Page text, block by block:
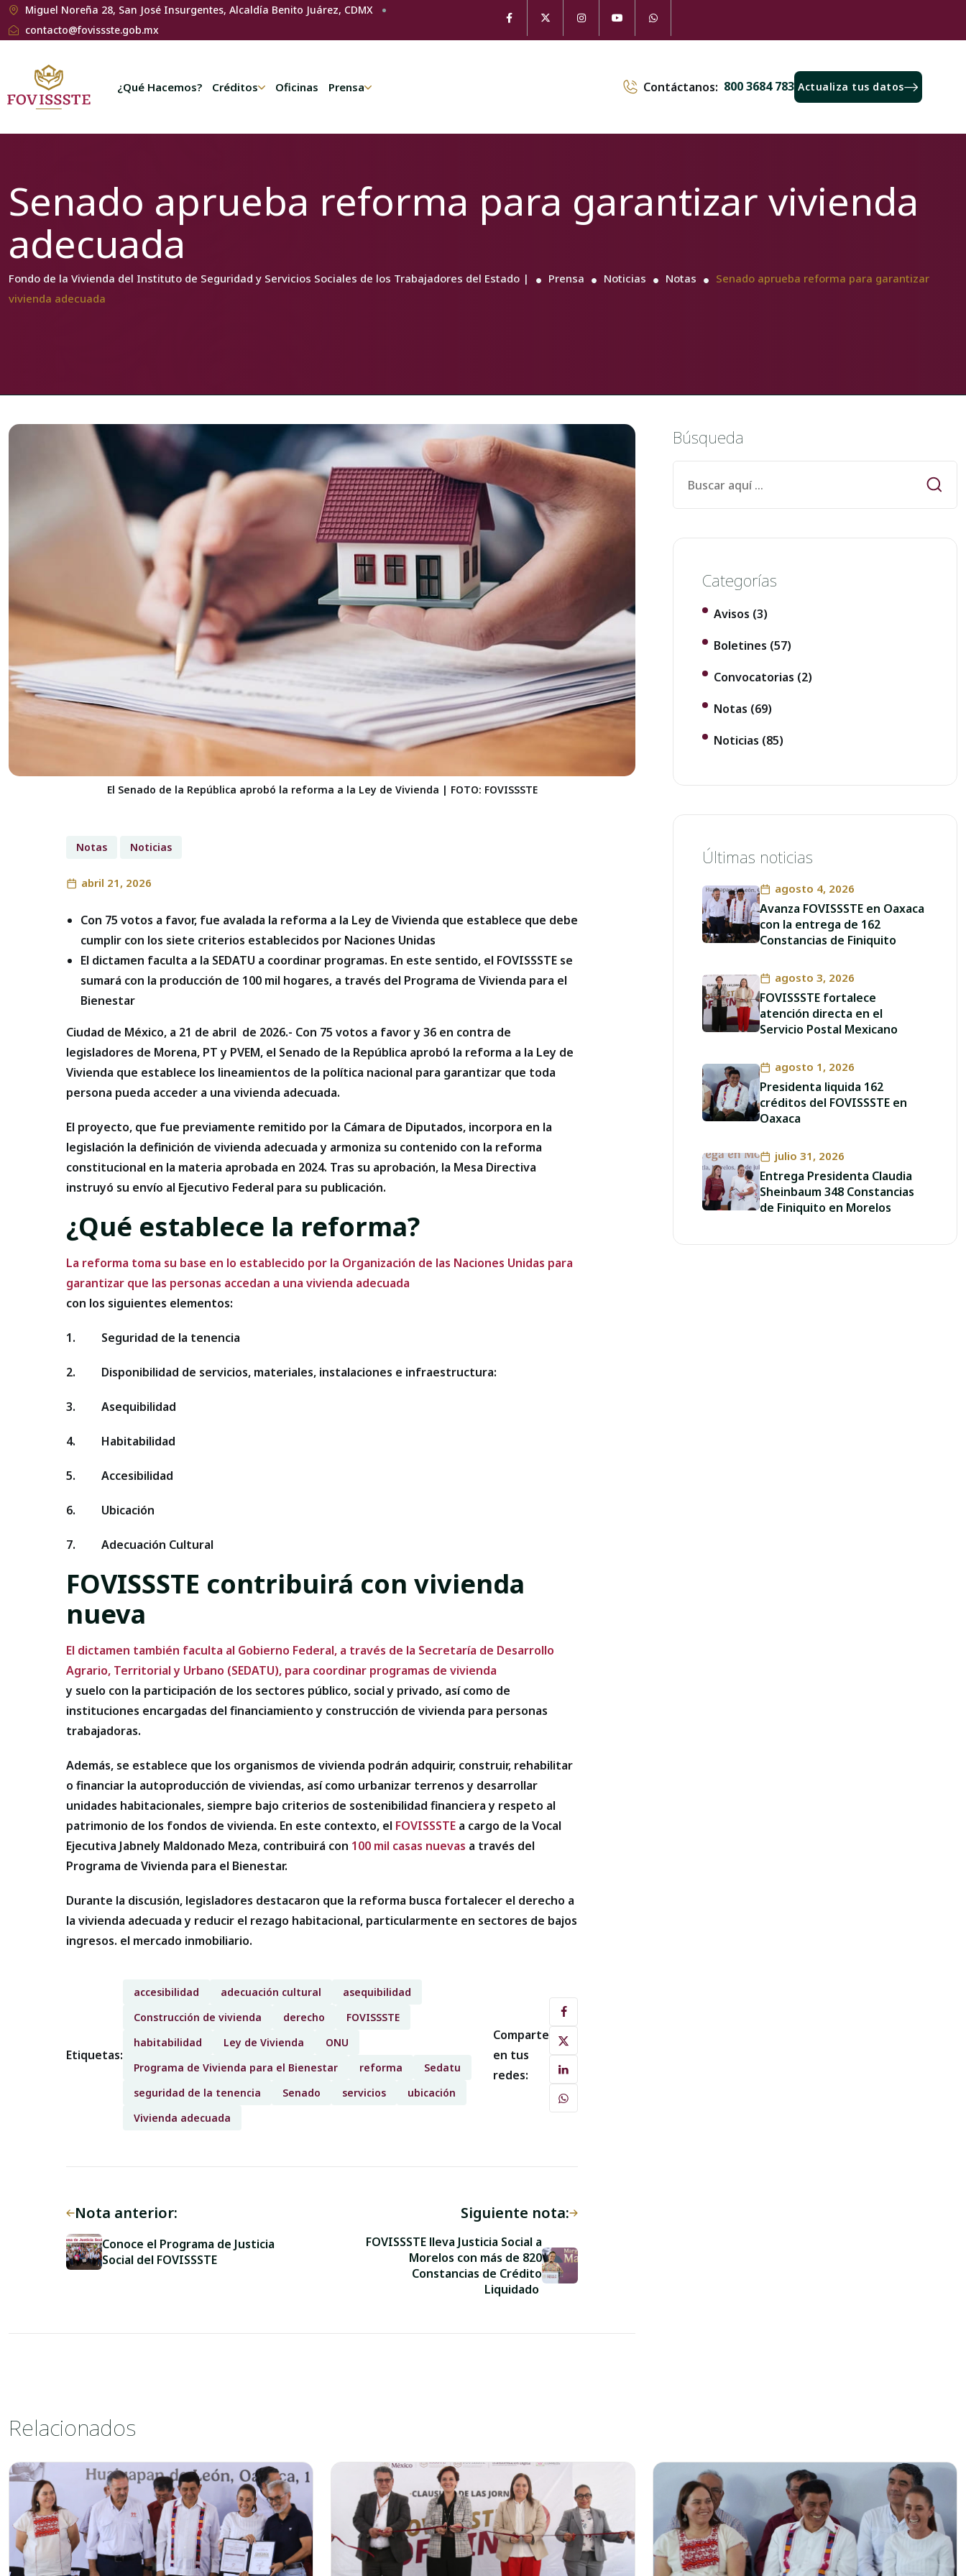
Miguel Noreña 28, San José Insurgentes, Alcaldía Benito Juárez, CDMX
contacto@fovissste.gob.mx
¿Qué Hacemos? Créditos Oficinas Prensa Contáctanos: 800 3684 783 Actualiza tus datos
Senado aprueba reforma para garantizar vivienda
adecuada
Fondo de la Vivienda del Instituto de Seguridad y Servicios Sociales de los Trabajadores del Estado | Prensa Noticias Notas
Senado aprueba reforma para garantizar
vivienda adecuada
El Senado de la República aprobó la reforma a la Ley de Vivienda | FOTO: FOVISSSTE
Notas Noticias
abril 21, 2026
Con 75 votos a favor, fue avalada la reforma a la Ley de Vivienda que establece que debe
cumplir con los siete criterios establecidos por Naciones Unidas
El dictamen faculta a la SEDATU a coordinar programas. En este sentido, el FOVISSSTE se
sumará con la producción de 100 mil hogares, a través del Programa de Vivienda para el
Bienestar
Ciudad de México, a 21 de abril de 2026.- Con 75 votos a favor y 36 en contra de
legisladores de Morena, PT y PVEM, el Senado de la República aprobó la reforma a la Ley de
Vivienda que establece los lineamientos de la política nacional para garantizar que toda
persona pueda acceder a una vivienda adecuada.
El proyecto, que fue previamente remitido por la Cámara de Diputados, incorpora en la
legislación la definición de vivienda adecuada y armoniza su contenido con la reforma
constitucional en la materia aprobada en 2024. Tras su aprobación, la Mesa Directiva
instruyó su envío al Ejecutivo Federal para su publicación.
¿Qué establece la reforma?
La reforma toma su base en lo establecido por la Organización de las Naciones Unidas para
garantizar que las personas accedan a una vivienda adecuada
con los siguientes elementos:
1. Seguridad de la tenencia
2. Disponibilidad de servicios, materiales, instalaciones e infraestructura:
3. Asequibilidad
4. Habitabilidad
5. Accesibilidad
6. Ubicación
7. Adecuación Cultural
FOVISSSTE contribuirá con vivienda
nueva
El dictamen también faculta al Gobierno Federal, a través de la Secretaría de Desarrollo
Agrario, Territorial y Urbano (SEDATU), para coordinar programas de vivienda
y suelo con la participación de los sectores público, social y privado, así como de
instituciones encargadas del financiamiento y construcción de vivienda para personas
trabajadoras.
Además, se establece que los organismos de vivienda podrán adquirir, construir, rehabilitar
o financiar la autoproducción de viviendas, así como urbanizar terrenos y desarrollar
unidades habitacionales, siempre bajo criterios de sostenibilidad financiera y respeto al
patrimonio de los fondos de vivienda. En este contexto, el FOVISSSTE a cargo de la Vocal
Ejecutiva Jabnely Maldonado Meza, contribuirá con 100 mil casas nuevas a través del
Programa de Vivienda para el Bienestar.
Durante la discusión, legisladores destacaron que la reforma busca fortalecer el derecho a
la vivienda adecuada y reducir el rezago habitacional, particularmente en sectores de bajos
ingresos. el mercado inmobiliario.
Etiquetas:
accesibilidad adecuación cultural
asequibilidad
Construcción de vivienda
derecho
FOVISSSTE
habitabilidad
Ley de Vivienda
ONU
Programa de Vivienda para el Bienestar
reforma
Sedatu
seguridad de la tenencia
Senado servicios
ubicación
Vivienda adecuada
Comparte
en tus
redes:
Nota anterior:
Conoce el Programa de Justicia
Social del FOVISSSTE
Siguiente nota:
FOVISSSTE lleva Justicia Social a
Morelos con más de 820
Constancias de Crédito
Liquidado
Búsqueda
Categorías
Avisos (3)
Boletines (57)
Convocatorias (2)
Notas (69)
Noticias (85)
Últimas noticias
agosto 4, 2026
Avanza FOVISSSTE en Oaxaca
con la entrega de 162
Constancias de Finiquito
agosto 3, 2026
FOVISSSTE fortalece
atención directa en el
Servicio Postal Mexicano
agosto 1, 2026
Presidenta liquida 162
créditos del FOVISSSTE en
Oaxaca
julio 31, 2026
Entrega Presidenta Claudia
Sheinbaum 348 Constancias
de Finiquito en Morelos
Relacionados